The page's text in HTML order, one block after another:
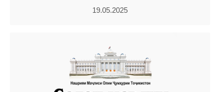
19.05.2025